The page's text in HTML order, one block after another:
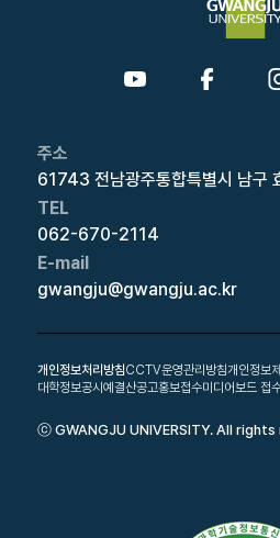
주소
61743 전남광주통합특별시 남구
TEL
062-670-2114
E-mail
gwangju@gwangju.ac.kr
개인정보처리방침CCTV운영관리방침개인정보
대학정보공시예결산공고홍보접수미디어보드 접
ⓒ GWANGJU UNIVERSITY. All